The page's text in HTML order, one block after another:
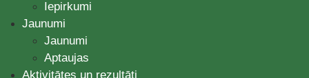
Iepirkumi
Jaunumi
Jaunumi
Aptaujas
Aktivitātes un rezultāti